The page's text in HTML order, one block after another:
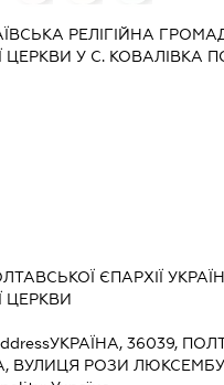
РЕЛІГІЙНА
У С. КОВАЛІВКА
ЄПАРХІЇ
ЦЕРКВИ
УКРАЇНА, 36039,
ВУЛИЦЯ РОЗИ